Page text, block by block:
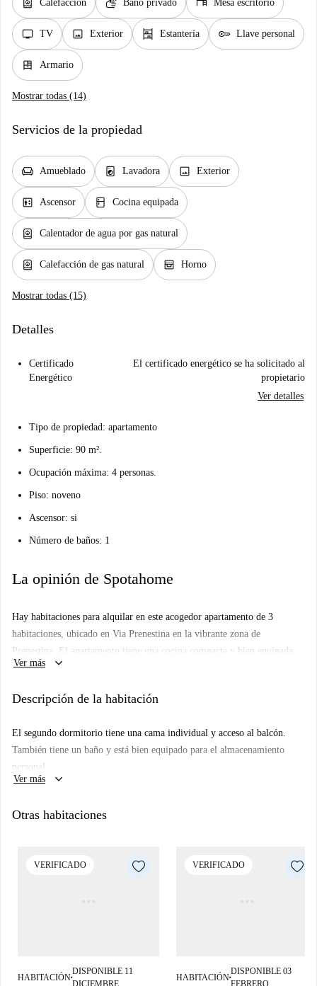
Calefacción Baño privado Mesa escritorio
tv TV image Exterior shelves Estantería key Llave personal
dresser Armario
Mostrar todas (14)
Servicios de la propiedad
chair Amueblado local_laundry_service Lavadora image Exterior
elevator Ascensor kitchen Cocina equipada
water_heater Calentador de agua por gas natural
water_heater Calefacción de gas natural oven_gen Horno
Mostrar todas (15)
Detalles
Certificado
Energético
El certificado energético se ha solicitado al
propietario
Ver detalles
Tipo de propiedad: apartamento
Superficie: 90 m².
Ocupación máxima: 4 personas.
Piso: noveno
Ascensor: si
Número de baños: 1
La opinión de Spotahome
Hay habitaciones para alquilar en este acogedor apartamento de 3
habitaciones, ubicado en Via Prenestina en la vibrante zona de
Prenestina. El apartamento tiene una cocina compacta y bien equipada
para compartir entre los inquilinos, y cada habitación tiene su propio
Prenestina es popular entre la comunidad creativa de Roma y es el mejor
tiendas cerca, también tiene Parco delle Energie y la estación de metro
Pigneto a una cómoda distancia a pie.
Ver más keyboard_arrow_down
Descripción de la habitación
El segundo dormitorio tiene una cama individual y acceso al balcón.
También tiene un baño y está bien equipado para el almacenamiento
personal.
Ver más
keyboard_arrow_down
Otras habitaciones
VERIFICADO
HABITACIÓN■
DISPONIBLE 11
DICIEMBRE
VERIFICADO
HABITACIÓN■
DISPONIBLE 03
FEBRERO